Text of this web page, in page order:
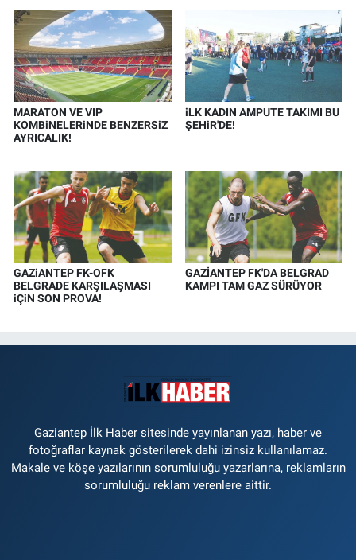
MARATON VE VIP
KOMBiNELERiNDE BENZERSiZ
AYRICALIK!
iLK KADIN AMPUTE TAKIMI BU
ŞEHiR'DE!
GAZiANTEP FK-OFK
BELGRADE KARŞILAŞMASI
iÇiN SON PROVA!
GAZİANTEP FK'DA BELGRAD
KAMPI TAM GAZ SÜRÜYOR
Gaziantep İlk Haber sitesinde yayınlanan yazı, haber ve
fotoğraflar kaynak gösterilerek dahi izinsiz kullanılamaz.
Makale ve köşe yazılarının sorumluluğu yazarlarına, reklamların
sorumluluğu reklam verenlere aittir.